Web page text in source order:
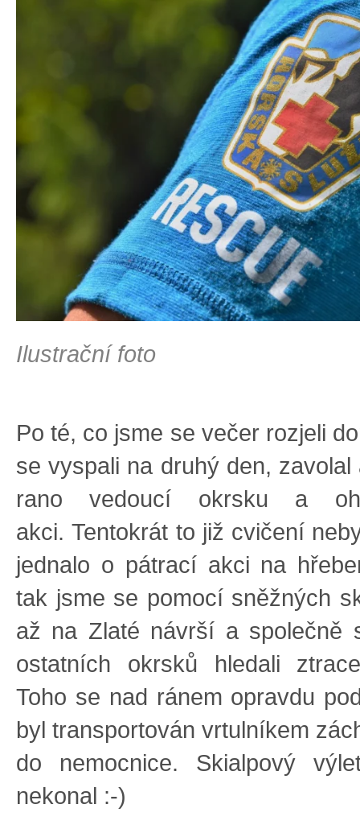
Ilustrační foto
Po té, co jsme se večer rozjeli
se vyspali na druhý den,
rano vedoucí okrsku a
akci. Tentokrát to již cvičení
jednalo o pátrací akci na
tak jsme se pomocí sněžných
až na Zlaté návrší a společně
ostatních okrsků hledali
Toho se nad ránem opravdu
byl transportován vrtulníkem
do nemocnice. Skialpový
nekonal :-)